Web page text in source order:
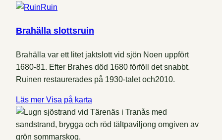
Ruin
Brahälla slottsruin
Brahälla var ett litet jaktslott vid sjön Noen uppfört
1680-81. Efter Brahes död 1680 förföll det snabbt.
Ruinen restaurerades på 1930-talet och2010.
Läs mer Visa på karta